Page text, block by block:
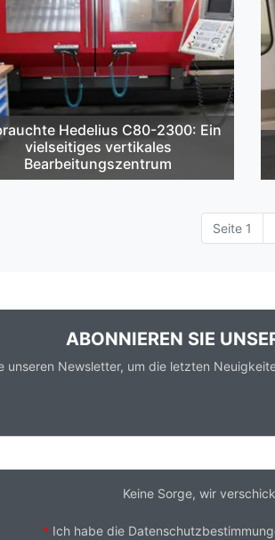
Hedelius C80-2300: Ein
vielseitiges vertikales
Bearbeitungszentrum
Seite 1
ABONNIEREN SIE
unseren Newsletter, um die letzten
Keine Sorge, wir
* Ich habe die